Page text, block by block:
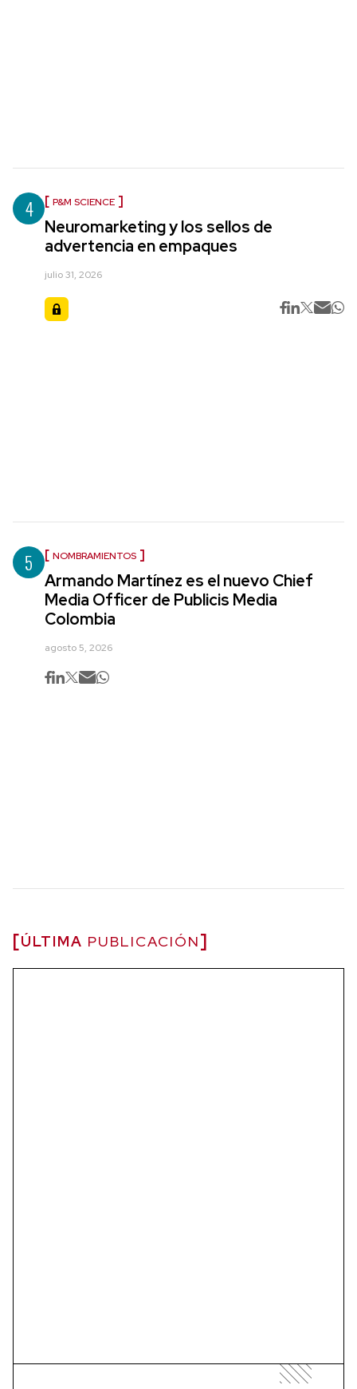
4 P&M SCIENCE
Neuromarketing y los sellos de
advertencia en empaques
julio 31, 2026
5 NOMBRAMIENTOS
Armando Martínez es el nuevo Chief
Media Officer de Publicis Media
Colombia
agosto 5, 2026
ÚLTIMA PUBLICACIÓN